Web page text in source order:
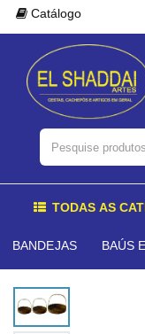
Catálogo
TODAS AS
BANDEJAS BAÚS